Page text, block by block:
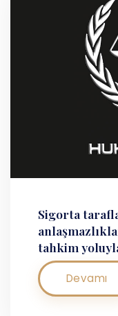
Sigorta
tahkim
Devamı